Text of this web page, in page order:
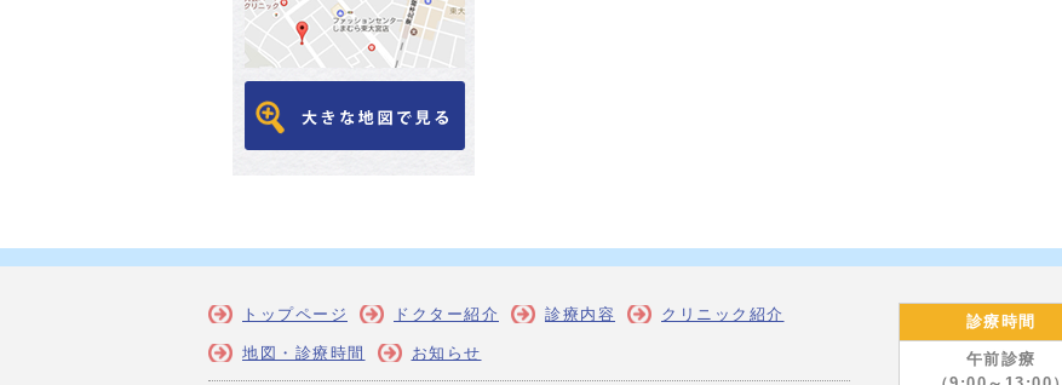
トップページ ドクター紹介 診療内容 クリニック紹介
地図・診療時間 お知らせ
診療時間
午前診療